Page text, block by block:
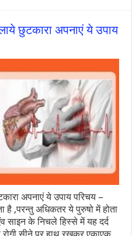
छुटकारा अपनाएं ये उपाय
अपनाएं ये उपाय परिचय –
है ,परन्तु अधिकतर ये पुरुषो में होता
साइन के निचले हिस्से में यह दर्द